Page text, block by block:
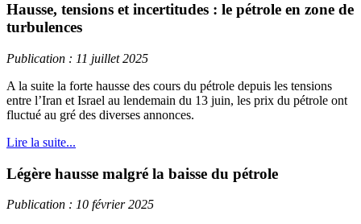
Hausse, tensions et incertitudes : le pétrole en zone de
turbulences
Publication : 11 juillet 2025
A la suite la forte hausse des cours du pétrole depuis les tensions
entre l’Iran et Israel au lendemain du 13 juin, les prix du pétrole ont
fluctué au gré des diverses annonces.
Lire la suite...
Légère hausse malgré la baisse du pétrole
Publication : 10 février 2025